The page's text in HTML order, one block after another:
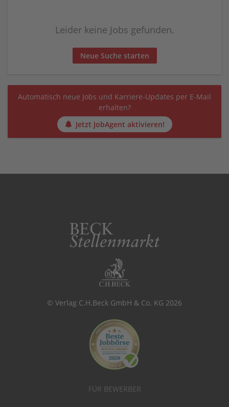
Leider keine Jobs gefunden.
Neue Suche starten
Automatisch neue Jobs und Karriere-Updates per E-Mail
erhalten?
Jetzt JobAgent aktivieren!
© Verlag C.H.Beck GmbH & Co. KG 2026
FÜR BEWERBER